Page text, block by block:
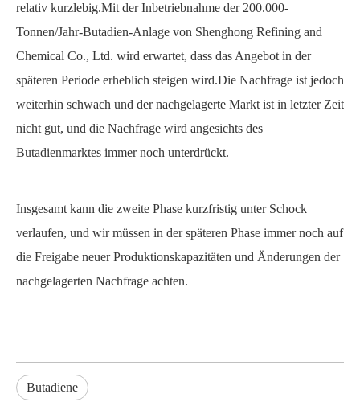
relativ kurzlebig.Mit der Inbetriebnahme der 200.000-
Tonnen/Jahr-Butadien-Anlage von Shenghong Refining and
Chemical Co., Ltd. wird erwartet, dass das Angebot in der
späteren Periode erheblich steigen wird.Die Nachfrage ist jedoch
weiterhin schwach und der nachgelagerte Markt ist in letzter Zeit
nicht gut, und die Nachfrage wird angesichts des
Butadienmarktes immer noch unterdrückt.
Insgesamt kann die zweite Phase kurzfristig unter Schock
verlaufen, und wir müssen in der späteren Phase immer noch auf
die Freigabe neuer Produktionskapazitäten und Änderungen der
nachgelagerten Nachfrage achten.
Butadiene